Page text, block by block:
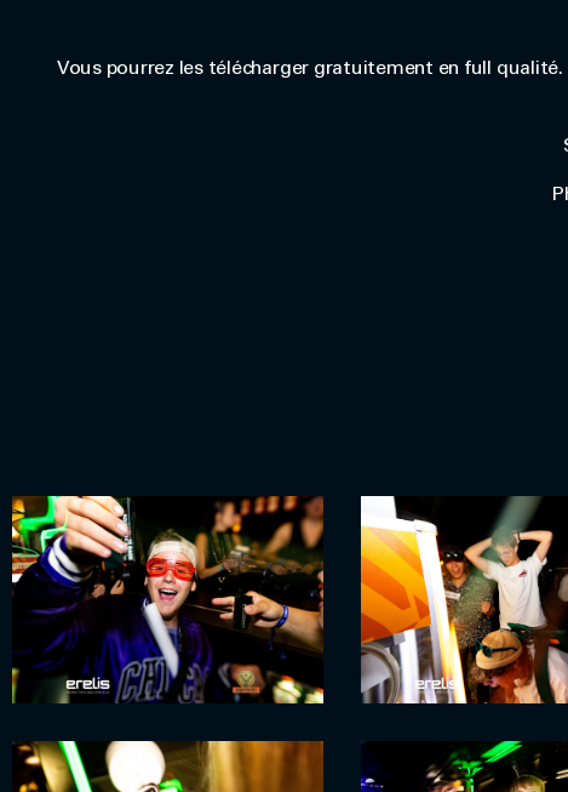
Vous pourrez les télécharger gratuitement en full